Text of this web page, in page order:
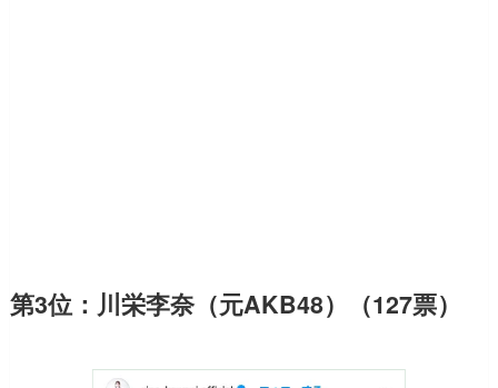
第3位：川栄李奈（元AKB48）（127票）